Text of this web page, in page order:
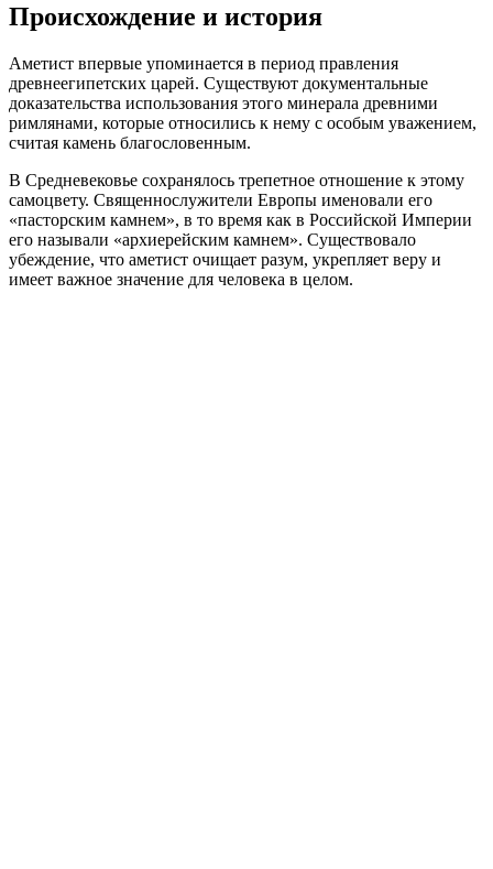
Происхождение и история
Аметист впервые упоминается в период правления
древнеегипетских царей. Существуют документальные
доказательства использования этого минерала древними
римлянами, которые относились к нему с особым уважением,
считая камень благословенным.
В Средневековье сохранялось трепетное отношение к этому
самоцвету. Священнослужители Европы именовали его
«пасторским камнем», в то время как в Российской Империи
его называли «архиерейским камнем». Существовало
убеждение, что аметист очищает разум, укрепляет веру и
имеет важное значение для человека в целом.